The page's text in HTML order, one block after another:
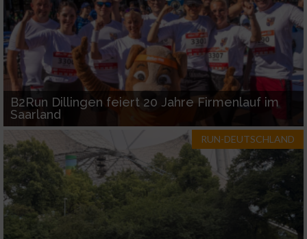
B2Run Dillingen feiert 20 Jahre Firmenlauf im
Saarland
RUN-DEUTSCHLAND